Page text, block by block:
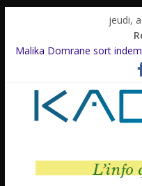
jeudi,
Malika Domrane sort
Dracula : Une légende
Azzedine Meddour: Un
Amnesty International
Farid M’Sili : Une vie au